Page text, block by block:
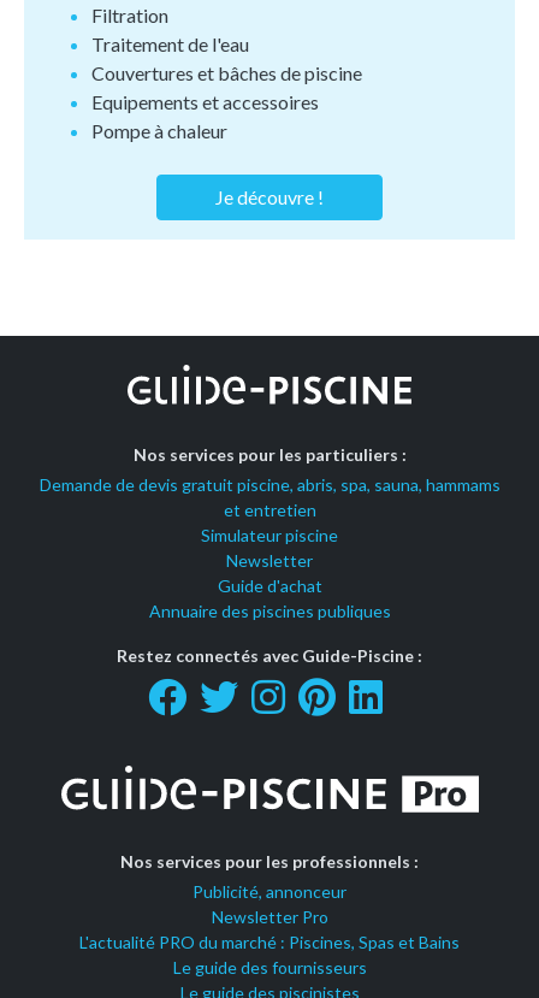
Filtration
Traitement de l'eau
Couvertures et bâches de piscine
Equipements et accessoires
Pompe à chaleur
Je découvre !
Nos services pour les particuliers :
Demande de devis gratuit piscine, abris, spa, sauna, hammams
et entretien
Simulateur piscine
Newsletter
Guide d'achat
Annuaire des piscines publiques
Restez connectés avec Guide-Piscine :
Nos services pour les professionnels :
Publicité, annonceur
Newsletter Pro
L'actualité PRO du marché : Piscines, Spas et Bains
Le guide des fournisseurs
Le guide des piscinistes